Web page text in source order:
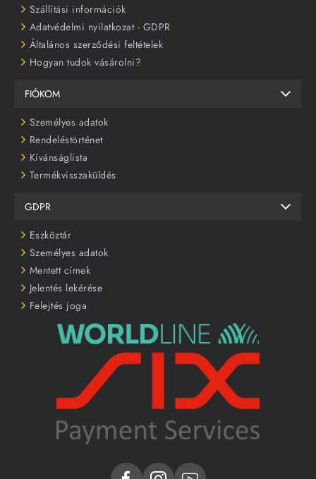
Szállítási információk
Adatvédelmi nyilatkozat - GDPR
Általános szerződési feltételek
Hogyan tudok vásárolni?
FIÓKOM
Személyes adatok
Rendeléstörténet
Kívánságlista
Termékvisszaküldés
GDPR
Eszköztár
Személyes adatok
Mentett címek
Jelentés lekérése
Felejtés joga